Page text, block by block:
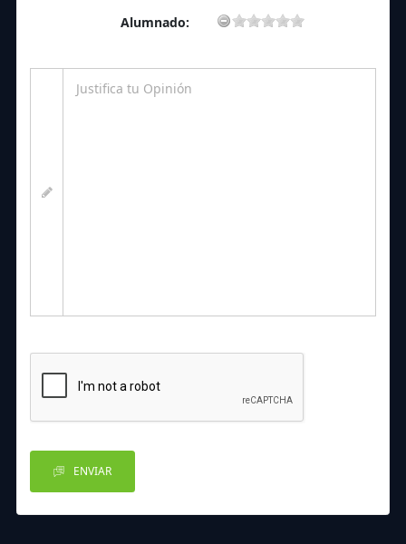
Alumnado:
ENVIAR